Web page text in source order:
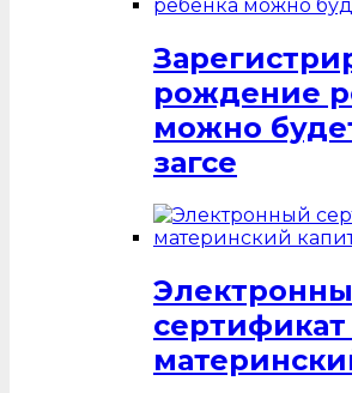
рождение
можно
загсе
сертификат